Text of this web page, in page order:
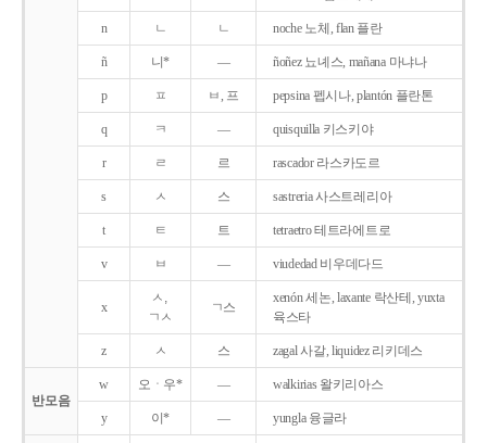
n ㄴ ㄴ noche 노체, flan 플란
ñ 니* ― ñoñez 뇨녜스, mañana 마냐나
p ㅍ ㅂ, 프 pepsina 펩시나, plantón 플란톤
q ㅋ ― quisquilla 키스키야
r ㄹ 르 rascador 라스카도르
s ㅅ 스 sastreria 사스트레리아
t ㅌ 트 tetraetro 테트라에트로
v ㅂ ― viudedad 비우데다드
x
ㅅ,
ㄱㅅ
ㄱ스
xenón 세논, laxante 락산테, yuxta
육스타
z ㅅ 스 zagal 사갈, liquidez 리키데스
반모음
w 오ㆍ우* ― walkirias 왈키리아스
y 이* ― yungla 융글라